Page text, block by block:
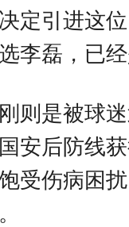
定引进这
李磊，已
则是被球
安后防线
受伤病困